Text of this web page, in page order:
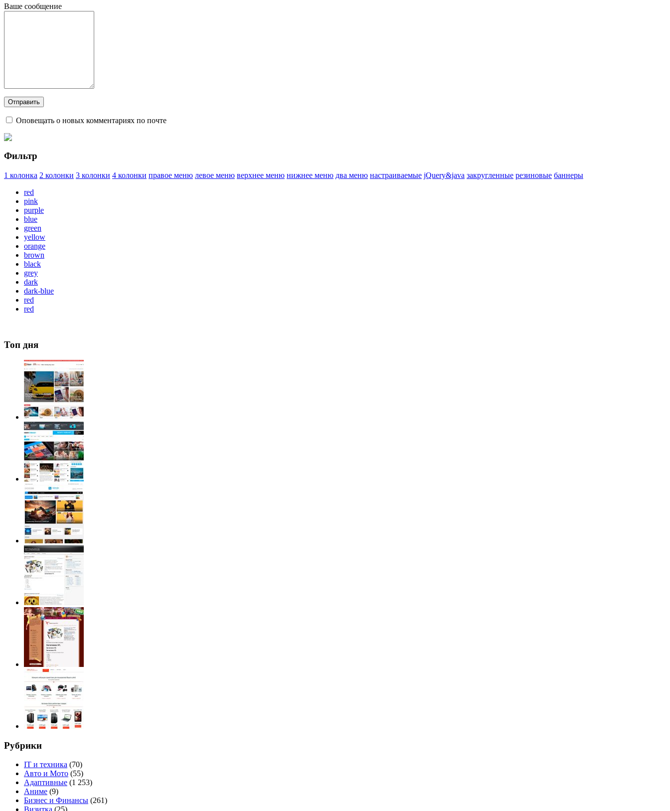
Ваше сообщение
Оповещать о новых комментариях по почте
Фильтр
1 колонка 2 колонки 3 колонки 4 колонки правое меню левое меню верхнее меню нижнее меню два меню настраиваемые jQuery&java закругленные резиновые баннеры
red
pink
purple
blue
green
yellow
orange
brown
black
grey
dark
dark-blue
red
red
Топ дня
Рубрики
IT и техника (70)
Авто и Мото (55)
Адаптивные (1 253)
Аниме (9)
Бизнес и Финансы (261)